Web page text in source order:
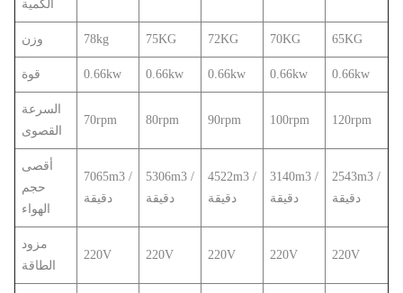
الكمية
وزن 78kg 75KG 72KG 70KG 65KG
قوة 0.66kw 0.66kw 0.66kw 0.66kw 0.66kw
السرعة
القصوى
70rpm 80rpm 90rpm 100rpm 120rpm
أقصى
حجم
الهواء
7065m3 /
دقيقة
5306m3 /
دقيقة
4522m3 /
دقيقة
3140m3 /
دقيقة
2543m3 /
دقيقة
مزود
الطاقة
220V 220V 220V 220V 220V